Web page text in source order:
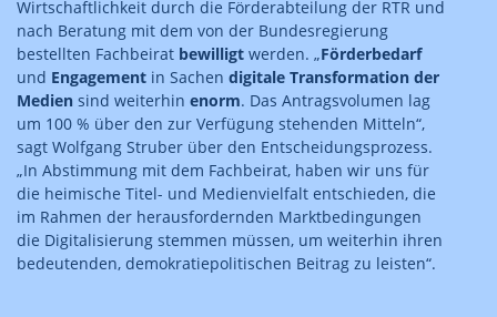
Wirtschaftlichkeit durch die Förderabteilung der RTR und
nach Beratung mit dem von der Bundesregierung
bestellten Fachbeirat bewilligt werden. „Förderbedarf
und Engagement in Sachen digitale Transformation der
Medien sind weiterhin enorm. Das Antragsvolumen lag
um 100 % über den zur Verfügung stehenden Mitteln“,
sagt Wolfgang Struber über den Entscheidungsprozess.
„In Abstimmung mit dem Fachbeirat, haben wir uns für
die heimische Titel- und Medienvielfalt entschieden, die
im Rahmen der herausfordernden Marktbedingungen
die Digitalisierung stemmen müssen, um weiterhin ihren
bedeutenden, demokratiepolitischen Beitrag zu leisten“.